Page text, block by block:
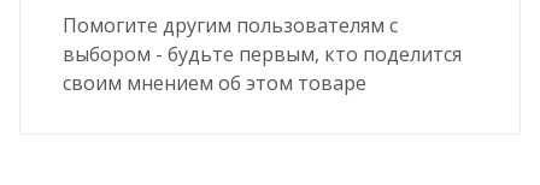
Помогите другим пользователям с
выбором - будьте первым, кто поделится
своим мнением об этом товаре